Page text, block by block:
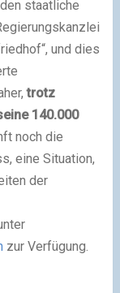
staatliche
und dies
trotz
140.000
noch die
eine Situation,
der
zur Verfügung.